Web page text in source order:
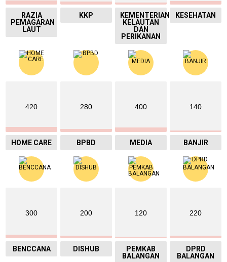
RAZIA
PEMAGARAN
LAUT
KKP
KEMENTERIAN
KELAUTAN
DAN
PERIKANAN
KESEHATAN
420
HOME CARE
280
BPBD
400
MEDIA
140
BANJIR
300
BENCCANA
200
DISHUB
120
PEMKAB
BALANGAN
220
DPRD
BALANGAN